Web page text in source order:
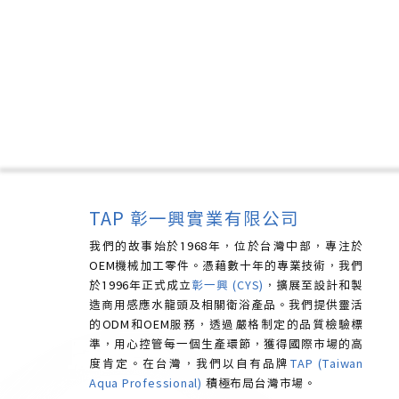
TAP 彰一興實業有限公司
我們的故事始於1968年，位於台灣中部，專注於
OEM機械加工零件。憑藉數十年的專業技術，我們
於1996年正式成立彰一興 (CYS) ，擴展至設計和製
造商用感應水龍頭及相關衛浴產品。我們提供靈活
的ODM和OEM服務，透過嚴格制定的品質檢驗標
準，用心控管每一個生產環節，獲得國際市場的高
度肯定。在台灣，我們以自有品牌 TAP (Taiwan
Aqua Professional) 積極布局台灣市場。